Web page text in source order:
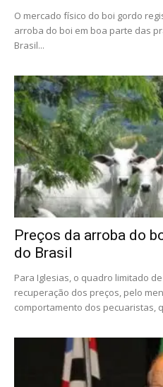
O mercado físico do boi gordo
arroba do boi em boa parte das
Brasil...
Preços da arroba do
do Brasil
Para Iglesias, o quadro limitado
recuperação dos preços, pelo
comportamento dos pecuaristas,